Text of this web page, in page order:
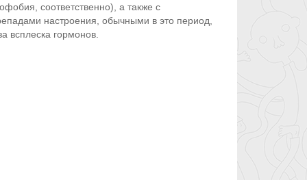
соответственно), а также с
настроения, обычными в это период,
всплеска гормонов.